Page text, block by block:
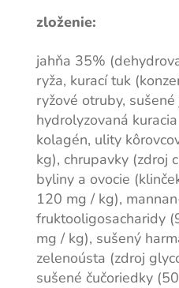
zloženie:
jahňa 35%
ryža, kurací tuk
ryžové otruby,
hydrolyzovaná
kolagén, ulity
kg), chrupavky (zdroj
byliny a ovocie
120 mg / kg),
fruktooligosacharidy
mg / kg), sušený
zelenoústa (zdroj
sušené čučoriedky